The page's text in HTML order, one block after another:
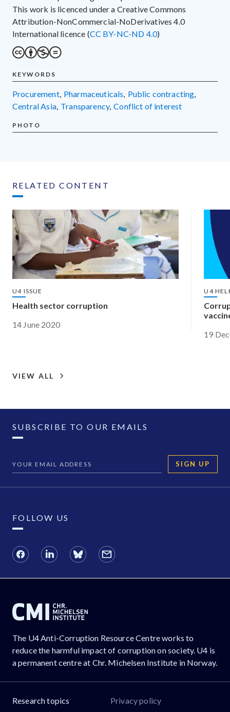
This work is licenced under a Creative Commons
Attribution-NonCommercial-NoDerivatives 4.0
International licence (CC BY-NC-ND 4.0)
KEYWORDS
procurement, pharmaceuticals, public contracting,
Central Asia, transparency, conflict of interest
PHOTO
RELATED CONTENT
U4 ISSUE
Health sector corruption
14 June 2020
U4
19
VIEW ALL
SUBSCRIBE TO OUR EMAILS
SIGN UP
FOLLOW US
The U4 Anti-Corruption Resource Centre works to
reduce the harmful impact of corruption on society. U4 is
a permanent centre at Chr. Michelsen Institute in Norway.
Research topics Privacy policy